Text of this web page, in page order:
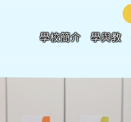
學校簡介 學與教